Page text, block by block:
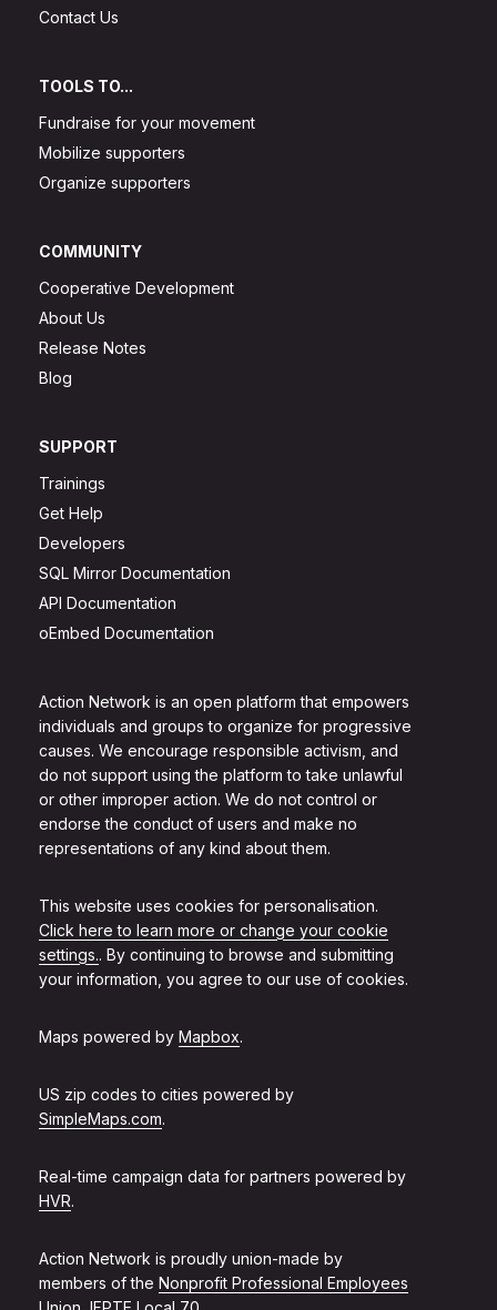
Action Network is an open platform that empowers
individuals and groups to organize for progressive
causes. We encourage responsible activism, and
do not support using the platform to take unlawful
or other improper action. We do not control or
endorse the conduct of users and make no
representations of any kind about them.
This website uses cookies for personalisation.
Click here to learn more or change your cookie
settings.. By continuing to browse and submitting
your information, you agree to our use of cookies.
Maps powered by Mapbox.
US zip codes to cities powered by
SimpleMaps.com.
Real-time campaign data for partners powered by
HVR.
Action Network is proudly union-made by
members of the Nonprofit Professional Employees
Contact Us
TOOLS TO...
Fundraise for your movement
Mobilize supporters
Organize supporters
COMMUNITY
Cooperative Development
About Us
Release Notes
Blog
SUPPORT
Trainings
Get Help
Developers
SQL Mirror Documentation
API Documentation
oEmbed Documentation